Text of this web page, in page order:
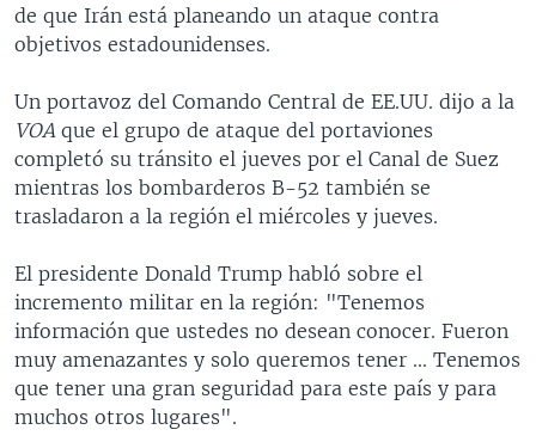
FORO [RADIO]
DEPORTIVO INTERNACIONAL
NOTA ECONÓMICA
ENTRETENIMIENTO
de que Irán está planeando un ataque contra
objetivos estadounidenses.
Un portavoz del Comando Central de EE.UU. dijo a la
VOA que el grupo de ataque del portaviones
completó su tránsito el jueves por el Canal de Suez
mientras los bombarderos B-52 también se
trasladaron a la región el miércoles y jueves.
El presidente Donald Trump habló sobre el
incremento militar en la región: "Tenemos
información que ustedes no desean conocer. Fueron
muy amenazantes y solo queremos tener ... Tenemos
que tener una gran seguridad para este país y para
muchos otros lugares".